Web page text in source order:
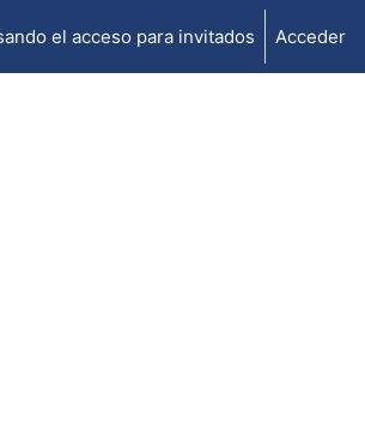
el acceso para invitados Acceder